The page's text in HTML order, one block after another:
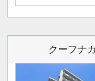
クーフナ